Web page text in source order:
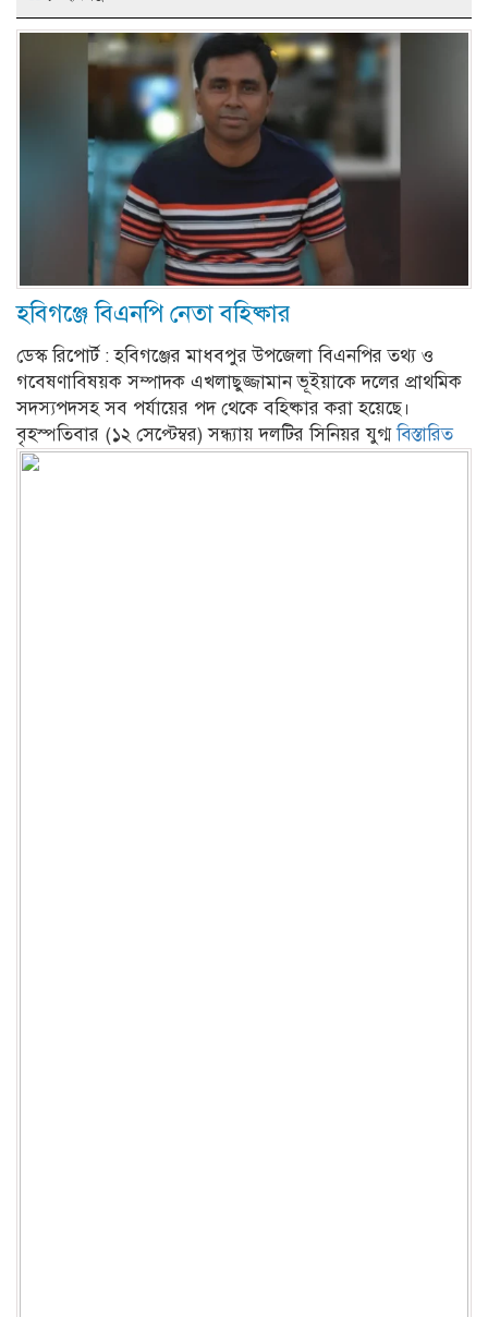
হবিগঞ্জে বিএনপি নেতা বহিষ্কার
ডেস্ক রিপোর্ট : হবিগঞ্জের মাধবপুর উপজেলা বিএনপির তথ্য ও
গবেষণাবিষয়ক সম্পাদক এখলাছুজ্জামান ভূইয়াকে দলের প্রাথমিক
সদস্যপদসহ সব পর্যায়ের পদ থেকে বহিষ্কার করা হয়েছে।
বৃহস্পতিবার (১২ সেপ্টেম্বর) সন্ধ্যায় দলটির সিনিয়র যুগ্মবিস্তারিত